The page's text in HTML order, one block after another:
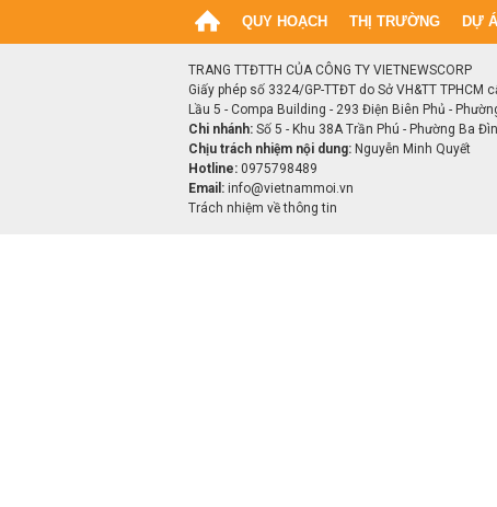
QUY HOẠCH THỊ TRƯỜNG DỰ
TRANG TTĐTTH CỦA CÔNG TY VIETNEWSCORP
Giấy phép số 3324/GP-TTĐT do Sở VH&TT TPHCM
Lầu 5 - Compa Building - 293 Điện Biên Phủ -
Chi nhánh: Số 5 - Khu 38A Trần Phú - Phường Ba
Chịu trách nhiệm nội dung: Nguyễn Minh Quyết
Hotline: 0975798489
Email: info@vietnammoi.vn
Trách nhiệm về thông tin